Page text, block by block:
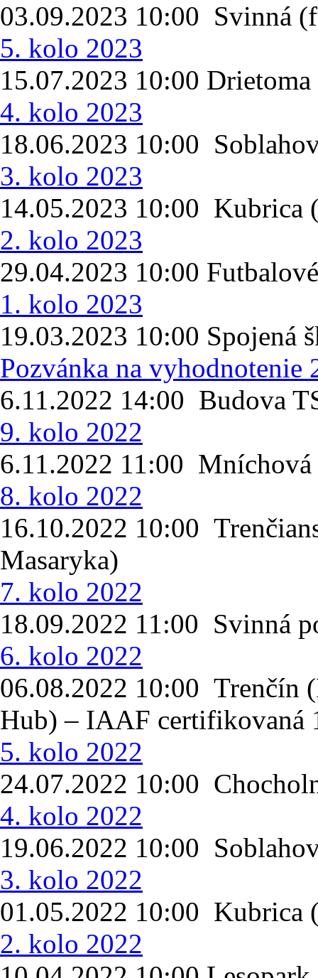
03.09.2023 10:00 Svinná
5. kolo 2023
15.07.2023 10:00
4. kolo 2023
18.06.2023 10:00
3. kolo 2023
14.05.2023 10:00
2. kolo 2023
29.04.2023 10:00
1. kolo 2023
19.03.2023 10:00 Spojená
Pozvánka na vyhodnotenie
6.11.2022 14:00 Budova
9. kolo 2022
6.11.2022 11:00 Mníchová
8. kolo 2022
16.10.2022 10:00
Masaryka)
7. kolo 2022
18.09.2022 11:00 Svinná
6. kolo 2022
06.08.2022 10:00 Trenčín
Hub) – IAAF certifikovaná
5. kolo 2022
24.07.2022 10:00
4. kolo 2022
19.06.2022 10:00
3. kolo 2022
01.05.2022 10:00
2. kolo 2022